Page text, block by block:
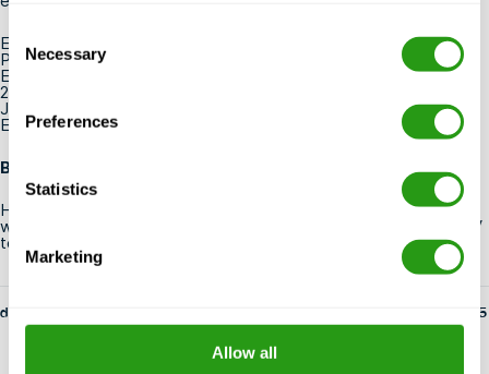
Selection
Necessary
Preferences
Statistics
Marketing
Allow all
Een salaris dat past bij je kennis en ervaring
Pensioenbijdrage
Een FMTC laptop en telefoon
25 vakantiedagen
Jaarlijkse bedrijfs-/teamactiviteiten
Een gezellig, gedreven en sociaal team
Ben je geïnteresseerd om meer te horen?
Herken je jezelf in deze vacature en/of wil je meer weten over
wat wij te bieden hebben, aarzel dan niet om je motivatie en CV
te sturen naar hr@fmtcsafety.com
door fs-admin 14 mei 2025